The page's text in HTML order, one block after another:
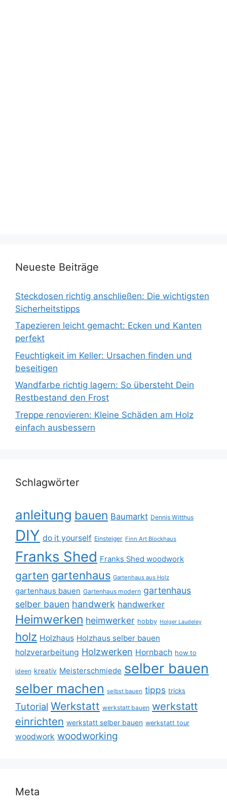
Neueste Beiträge
Steckdosen richtig anschließen: Die wichtigsten
Sicherheitstipps
Tapezieren leicht gemacht: Ecken und Kanten
perfekt
Feuchtigkeit im Keller: Ursachen finden und
beseitigen
Wandfarbe richtig lagern: So übersteht Dein
Restbestand den Frost
Treppe renovieren: Kleine Schäden am Holz
einfach ausbessern
Schlagwörter
anleitung bauen Baumarkt Dennis Witthus
DIY do it yourself Einsteiger Finn Art Blockhaus
Franks Shed Franks Shed woodwork
garten gartenhaus Gartenhaus aus Holz
gartenhaus bauen Gartenhaus modern gartenhaus
selber bauen handwerk handwerker
Heimwerken heimwerker hobby Holger Laudeley
holz Holzhaus Holzhaus selber bauen
holzverarbeitung Holzwerken Hornbach how to
ideen kreativ Meisterschmiede selber bauen
selber machen selbst bauen tipps tricks
Tutorial Werkstatt werkstatt bauen werkstatt
einrichten werkstatt selber bauen werkstatt tour
woodwork woodworking
Meta